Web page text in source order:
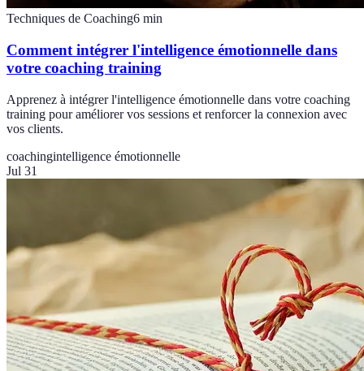
Techniques de Coaching6 min
Comment intégrer l'intelligence émotionnelle dans
votre coaching training
Apprenez à intégrer l'intelligence émotionnelle dans votre coaching
training pour améliorer vos sessions et renforcer la connexion avec
vos clients.
coachingintelligence émotionnelle
Jul 31